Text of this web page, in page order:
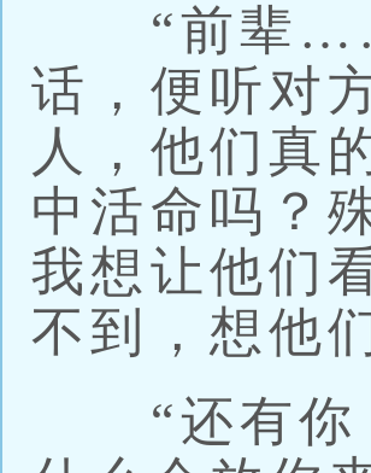
“前辈……”
话，便听对
人，他们真
中活命吗？
我想让他们
不到，想他
“还有你